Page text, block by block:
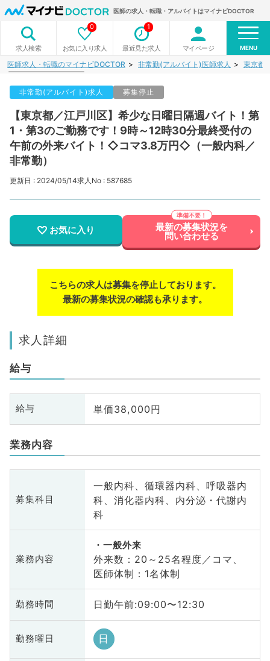
医師の求人・転職・アルバイトはマイナビDOCTOR
求人検索 お気に入り求人
0
最近見た求人
1
マイページ MENU
医師求人・転職のマイナビDOCTOR 非常勤(アルバイト)医師求人 東京都
非常勤(アルバイト)求人 募集停止
【東京都／江戸川区】希少な日曜日隔週バイト！第
1・第3のご勤務です！9時～12時30分最終受付の
午前の外来バイト！◇コマ3.8万円◇（一般内科／
非常勤）
更新日 : 2024/05/14求人No : 587685
お気に入り 最新の募集状況を
問い合わせる
こちらの求人は募集を停止しております。
最新の募集状況の確認も承ります。
求人詳細
給与
給与 単価38,000円
業務内容
募集科目
一般内科、循環器内科、呼吸器内
科、消化器内科、内分泌・代謝内
科
業務内容
一般外来
外来数：20～25名程度／コマ、
医師体制：1名体制
勤務時間 日勤午前:09:00〜12:30
勤務曜日 日